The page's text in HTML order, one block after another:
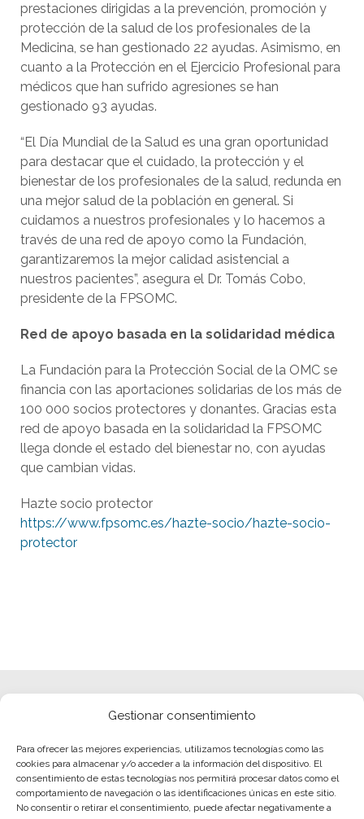
Gestionar consentimiento
Para ofrecer las mejores experiencias, utilizamos tecnologías como las
cookies para almacenar y/o acceder a la información del dispositivo. El
consentimiento de estas tecnologías nos permitirá procesar datos como el
comportamiento de navegación o las identificaciones únicas en este sitio.
No consentir o retirar el consentimiento, puede afectar negativamente a
prestaciones dirigidas a la prevención, promoción y
protección de la salud de los profesionales de la
Medicina, se han gestionado 22 ayudas. Asimismo, en
cuanto a la Protección en el Ejercicio Profesional para
médicos que han sufrido agresiones se han
gestionado 93 ayudas.
“El Día Mundial de la Salud es una gran oportunidad
para destacar que el cuidado, la protección y el
bienestar de los profesionales de la salud, redunda en
una mejor salud de la población en general. Si
cuidamos a nuestros profesionales y lo hacemos a
través de una red de apoyo como la Fundación,
garantizaremos la mejor calidad asistencial a
nuestros pacientes”, asegura el Dr. Tomás Cobo,
presidente de la FPSOMC.
Red de apoyo basada en la solidaridad médica
La Fundación para la Protección Social de la OMC se
financia con las aportaciones solidarias de los más de
100 000 socios protectores y donantes. Gracias esta
red de apoyo basada en la solidaridad la FPSOMC
llega donde el estado del bienestar no, con ayudas
que cambian vidas.
Hazte socio protector
https://www.fpsomc.es/hazte-socio/hazte-socio-
protector